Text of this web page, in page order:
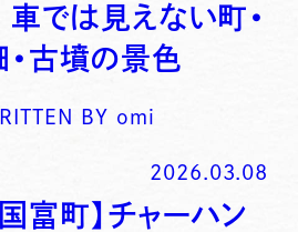
では見えない町・
・古墳の景色
BY omi
2026.03.08
国富町】チャーハン